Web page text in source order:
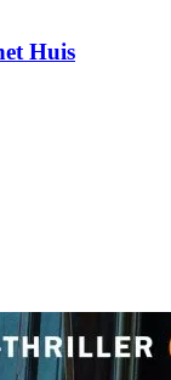
Huis